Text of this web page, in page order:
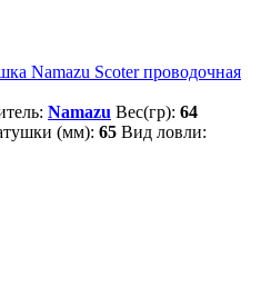
Namazu Scoter проводочная
Namazu Вес(гр): 64
(мм): 65 Вид ловли: